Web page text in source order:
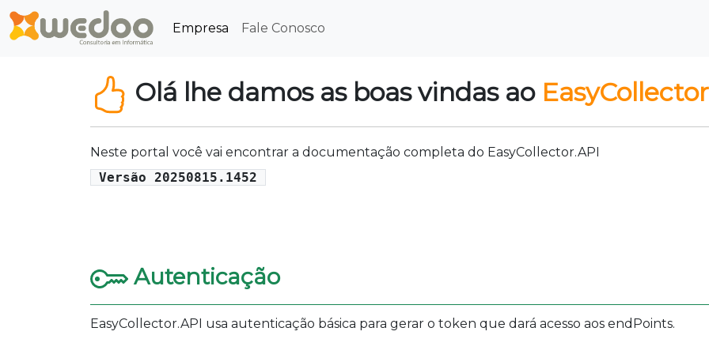
Empresa Fale Conosco
Olá lhe damos as boas vindas ao
Neste portal você vai encontrar a documentação completa do EasyCollector.API
Versão 20250815.1452
Autenticação
EasyCollector.API usa autenticação básica para gerar o token que dará acesso aos endPoints.